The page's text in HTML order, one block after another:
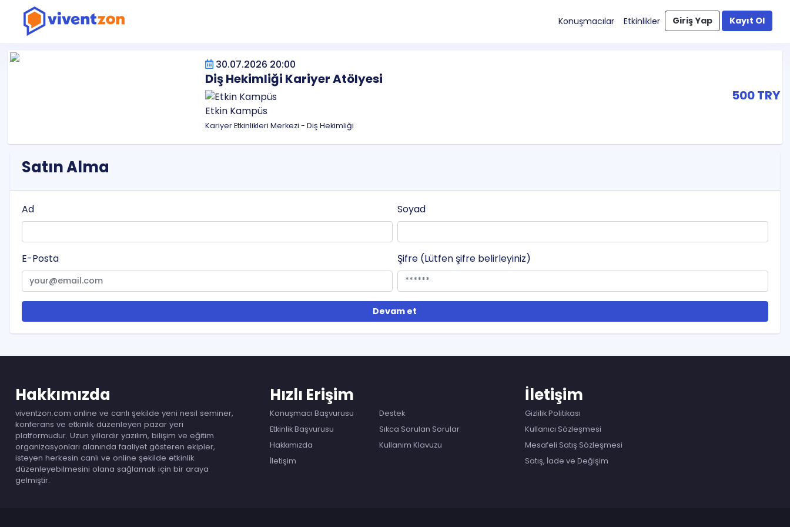
Konuşmacılar Etkinlikler Giriş Yap Kayıt Ol
30.07.2026 20:00
Diş Hekimliği Kariyer Atölyesi
Etkin Kampüs
Kariyer Etkinlikleri Merkezi - Diş Hekimliği
500 TRY
Satın Alma
Ad Soyad
E-Posta Şifre (Lütfen şifre belirleyiniz)
Devam et
Hakkımızda
viventzon.com online ve canlı şekilde yeni nesil seminer,
konferans ve etkinlik düzenleyen pazar yeri
platformudur. Uzun yıllardır yazılım, bilişim ve eğitim
organizasyonları alanında faaliyet gösteren ekipler,
isteyen herkesin canlı ve online şekilde etkinlik
düzenleyebilmesini olana sağlamak için bir araya
gelmiştir.
Hızlı Erişim
Konuşmacı Başvurusu
Etkinlik Başvurusu
Hakkımızda
İletişim
Destek
Sıkca Sorulan Sorular
Kullanım Klavuzu
İletişim
Gizlilik Politikası
Kullanıcı Sözleşmesi
Mesafeli Satış Sözleşmesi
Satış, İade ve Değişim